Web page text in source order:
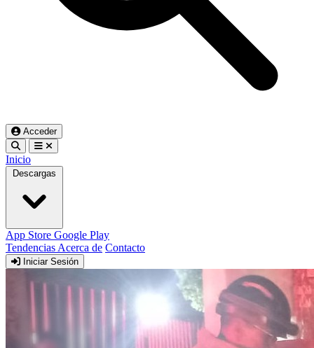
Acceder
Inicio
Descargas
App Store Google Play
Tendencias Acerca de Contacto
Iniciar Sesión